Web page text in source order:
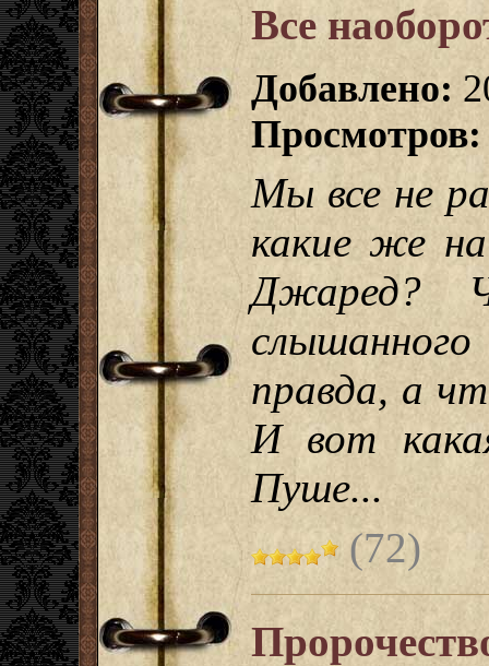
Все
Добавлено:
Просмотров:
Мы все не
какие же
Джаред?
правда, а
И вот
Пуше...
(72)